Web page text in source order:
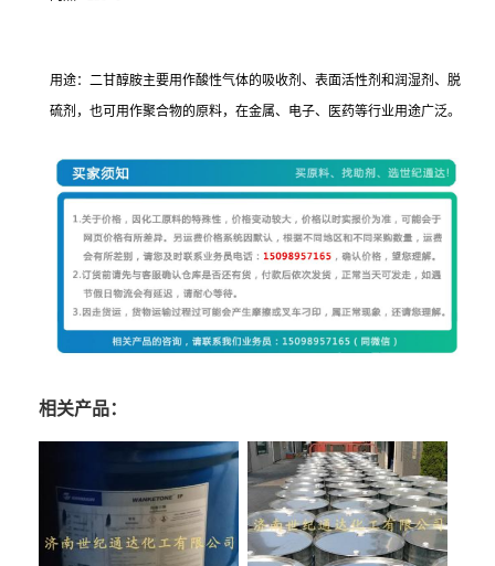
用途：二甘醇胺主要用作酸性气体的吸收剂、表面活性剂和润湿剂、脱
硫剂，也可用作聚合物的原料，在金属、电子、医药等行业用途广泛。
相关产品：